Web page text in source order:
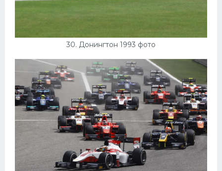
30. Донингтон 1993 фото